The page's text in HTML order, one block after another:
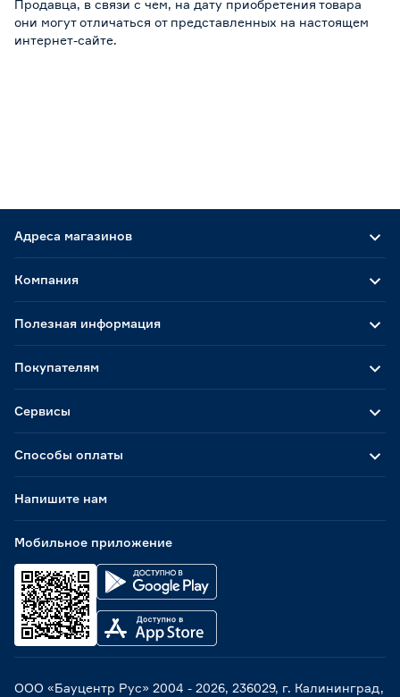
Продавца, в связи с чем, на дату приобретения товара
они могут отличаться от представленных на настоящем
интернет-сайте.
Адреса магазинов
Способы оплаты
Мобильное приложение
Компания
Полезная информация
Покупателям
Сервисы
Напишите нам
ООО «Бауцентр Рус» 2004 - 2026, 236029, г. Калининград,